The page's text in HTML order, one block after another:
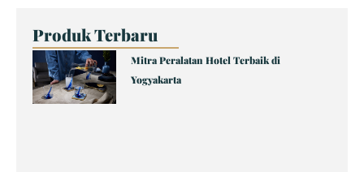
Produk Terbaru
Mitra Peralatan Hotel Terbaik di
Yogyakarta
PagePagePagePagePage